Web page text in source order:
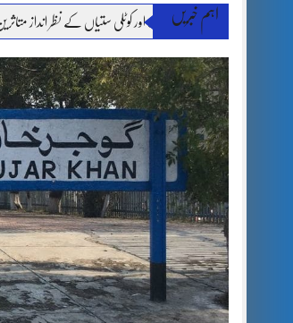
اہم خبریں
بارشیں، لینڈ سلائیڈنگ اور کوٹلی ستیاں کے نظر انداز متاثرین